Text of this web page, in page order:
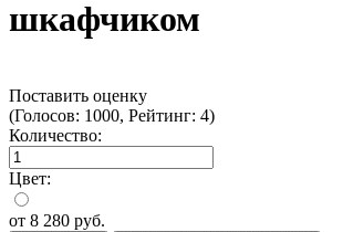
шкафчиком
Поставить оценку
(Голосов: 1000, Рейтинг: 4)
Количество:
Цвет:
от 8 280 руб.